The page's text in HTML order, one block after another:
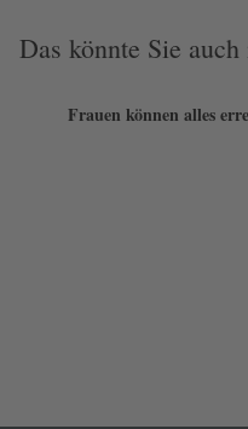
Das könnte Sie auch
Frauen können alles